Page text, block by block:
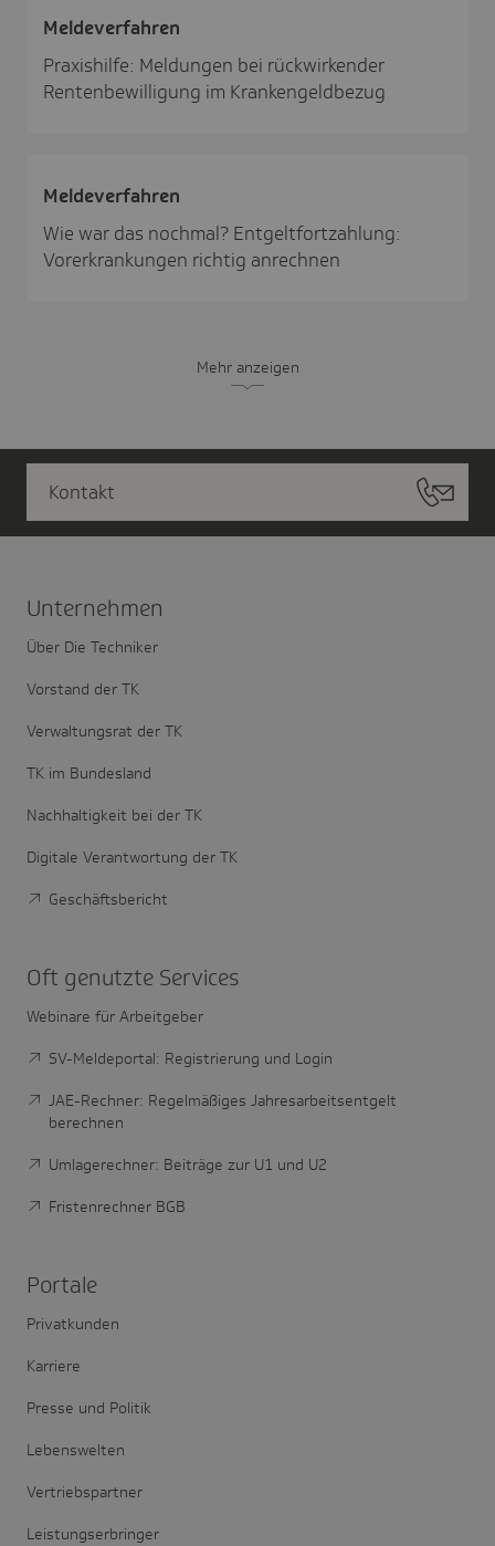
Melde­ver­fahren
Praxishilfe: Meldungen bei rückwirkender
Rentenbewilligung im Krankengeldbezug
Melde­ver­fahren
Wie war das nochmal? Entgeltfortzahlung:
Vorerkrankungen richtig anrechnen
Mehr anzeigen
Kontakt
Unter­nehmen
Über Die Techniker
Vorstand der TK
Verwaltungsrat der TK
TK im Bundesland
Nachhaltigkeit bei der TK
Digitale Verantwortung der TK
Geschäftsbericht
Oft genutzte Services
Webinare für Arbeitgeber
SV-Meldeportal: Registrierung und Login
JAE-Rechner: Regelmäßiges Jahresarbeitsentgelt
berechnen
Umlagerechner: Beiträge zur U1 und U2
Fristenrechner BGB
Portale
Privatkunden
Karriere
Presse und Politik
Lebenswelten
Vertriebspartner
Leistungserbringer